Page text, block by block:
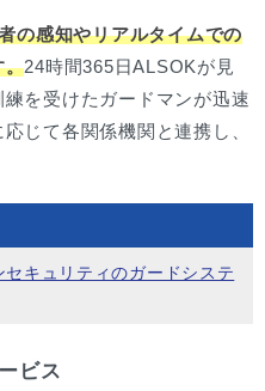
の感知やリアルタイムでの
。24時間365日ALSOKが見
を受けたガードマンが迅速
じて各関係機関と連携し、
キュリティのガードシステ
ビス